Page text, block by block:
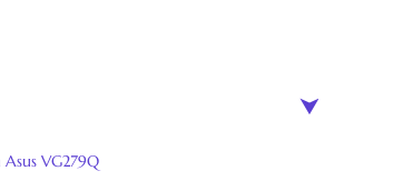
Asus VG279Q